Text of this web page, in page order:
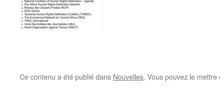
Ce contenu a été publié dans Nouvelles. Vous pouvez le